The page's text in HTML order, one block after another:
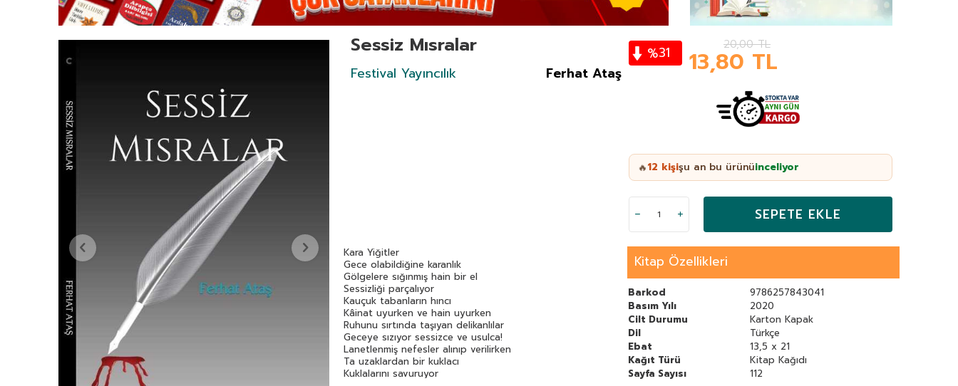
Sessiz Mısralar
Festival Yayıncılık Ferhat Ataş
%31 20,00TL
13,80 TL
🔥12 kişişu an bu ürünüinceliyor
SEPETE EKLE
Kara Yiğitler
Gece olabildiğine karanlık
Gölgelere sığınmış hain bir el
Sessizliği parçalıyor
Kauçuk tabanların hıncı
Kâinat uyurken ve hain uyurken
Ruhunu sırtında taşıyan delikanlılar
Geceye sızıyor sessizce ve usulca!
Lanetlenmiş nefesler alınıp verilirken
Ta uzaklardan bir kuklacı
Kuklalarını savuruyor
Kitap Özellikleri
Barkod
9786257843041
Basım Yılı
2020
Cilt Durumu
Karton Kapak
Dil
Türkçe
Ebat
13,5 x 21
Kağıt Türü
Kitap Kağıdı
Sayfa Sayısı
112